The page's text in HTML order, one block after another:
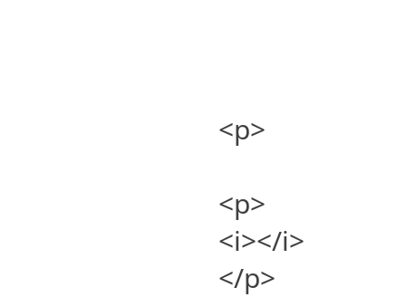
<p>
<p>
<i></i>
</p>